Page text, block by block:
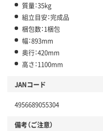
質量：35kg
組立目安：完成品
梱包数：1梱包
幅：893mm
奥行：420mm
高さ：1100mm
JANコード
4956689055304
備考（ご注意）